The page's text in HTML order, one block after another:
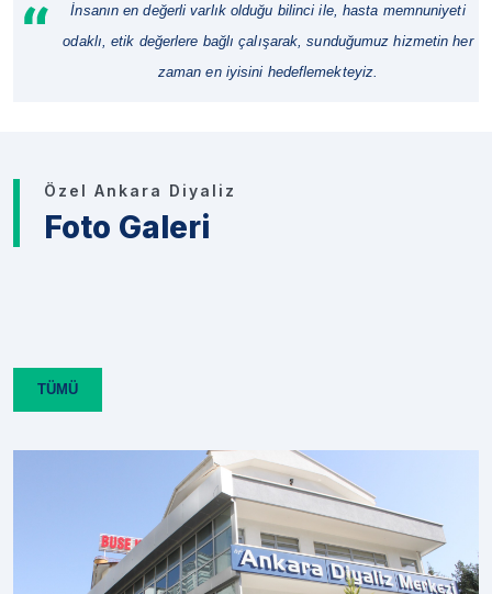
İnsanın en değerli varlık olduğu bilinci ile, hasta memnuniyeti
odaklı, etik değerlere bağlı çalışarak, sunduğumuz hizmetin her
zaman en iyisini hedeflemekteyiz.
Özel Ankara Diyaliz
Foto Galeri
TÜMÜ